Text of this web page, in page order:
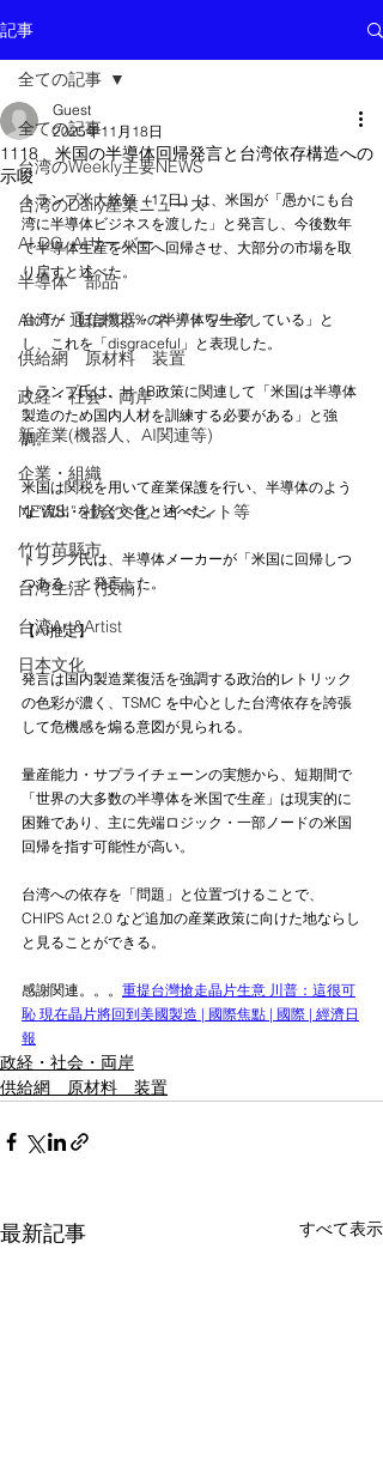
記事
全ての記事
台湾のWeekly主要NEWS
台湾のDaily産業ニュース
AI DC, AIサーバー
半導体 部品
AIoT・通信機器・ネットワーク
供給網 原材料 装置
政経・社会・両岸
新産業(機器人、AI関連等)
企業・組織
NEWS・社会文化・イベント等
竹竹苗縣市
台湾生活（投稿）
台湾Art&Artist
日本文化
全ての記事
1118 米国の半導体回帰発言と台湾依存構造への
示唆
Guest
2025年11月18日
トランプ米大統領（17日）は、米国が「愚かにも台
湾に半導体ビジネスを渡した」と発言し、今後数年
で半導体生産を米国へ回帰させ、大部分の市場を取
り戻すと述べた。
台湾が「ほぼ100％の半導体を生産している」と
し、これを「disgraceful」と表現した。
トランプ氏は、H-1B政策に関連して「米国は半導体
製造のため国内人材を訓練する必要がある」と強
調。
米国は関税を用いて産業保護を行い、半導体のよう
な“流出”を防ぐべきと述べた。
トランプ氏は、半導体メーカーが「米国に回帰しつ
つある」と発言した。
【AI推定】
発言は国内製造業復活を強調する政治的レトリック
の色彩が濃く、TSMC を中心とした台湾依存を誇張
して危機感を煽る意図が見られる。
量産能力・サプライチェーンの実態から、短期間で
「世界の大多数の半導体を米国で生産」は現実的に
困難であり、主に先端ロジック・一部ノードの米国
回帰を指す可能性が高い。
台湾への依存を「問題」と位置づけることで、
CHIPS Act 2.0 など追加の産業政策に向けた地ならし
と見ることができる。
感謝関連。。。 重提台灣搶走晶片生意 川普：這很可
恥 現在晶片將回到美國製造 | 國際焦點 | 國際 | 經濟日
報
政経・社会・両岸
供給網 原材料 装置
最新記事 すべて表示